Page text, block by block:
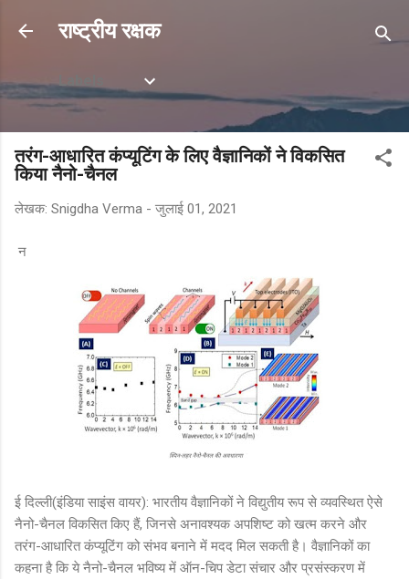
सीधे मुख्य सामग्री पर जाएं
राष्ट्रीय रक्षक
Labels
तरंग-आधारित कंप्यूटिंग के लिए वैज्ञानिकों ने विकसित
किया नैनो-चैनल
लेखक: Snigdha Verma - जुलाई 01, 2021
न
ई दिल्ली(इंडिया साइंस वायर): भारतीय वैज्ञानिकों ने विद्युतीय रूप से व्यवस्थित ऐसे
नैनो-चैनल विकसित किए हैं, जिनसे अनावश्यक अपशिष्ट को खत्म करने और
तरंग-आधारित कंप्यूटिंग को संभव बनाने में मदद मिल सकती है। वैज्ञानिकों का
कहना है कि ये नैनो-चैनल भविष्य में ऑन-चिप डेटा संचार और प्रसंस्करण में